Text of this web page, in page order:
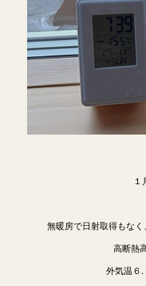
１
無暖房で日射取得もな
高断熱
外気温６